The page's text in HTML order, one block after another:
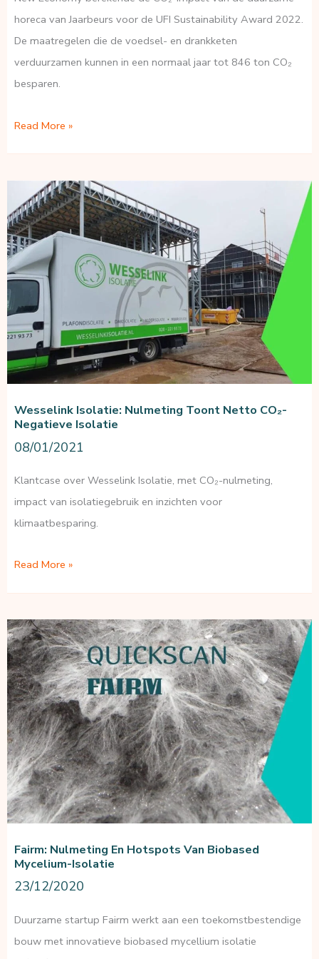
horeca van Jaarbeurs voor de UFI Sustainability Award 2022.
De maatregelen die de voedsel- en drankketen
verduurzamen kunnen in een normaal jaar tot 846 ton CO₂
besparen.
Jaarbeurs:
klimaatneutrale
voedselketen
Read More »
Wesselink Isolatie: Nulmeting Toont Netto CO₂-
Negatieve Isolatie
08/01/2021
Klantcase over Wesselink Isolatie, met CO₂-nulmeting,
impact van isolatiegebruik en inzichten voor
klimaatbesparing.
Wesselink
toont
netto
CO₂-
negatieve
isolatie
Read More »
Fairm: Nulmeting En Hotspots Van Biobased
Mycelium-Isolatie
23/12/2020
Duurzame startup Fairm werkt aan een toekomstbestendige
bouw met innovatieve biobased mycellium isolatie